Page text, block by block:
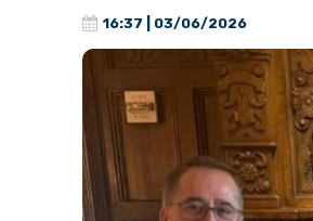
16:37 | 03/06/2026